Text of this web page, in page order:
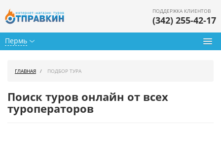
Пермь
ПОДДЕРЖКА КЛИЕНТОВ
(342) 255-42-17
Горящие туры
ГЛАВНАЯ ПОДБОР ТУРА
Поиск туров онлайн от всех
туроператоров